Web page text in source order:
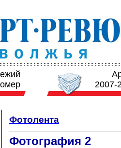
2007-
Фотолента
Фотография 2